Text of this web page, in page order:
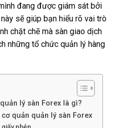
đang được giám sát bởi
sẽ giúp bạn hiểu rõ vai trò
chặt chẽ mà sàn giao dịch
những tổ chức quản lý hàng
lý sàn Forex là gì?
quản quản lý sàn Forex